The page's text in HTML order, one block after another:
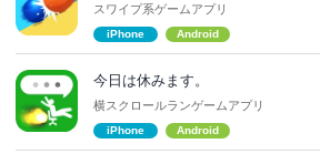
スワイプ系ゲームアプリ
iPhone Android
今日は休みます。
横スクロールランゲームアプリ
iPhone Android